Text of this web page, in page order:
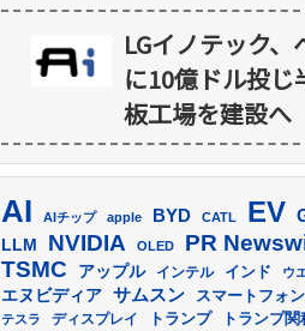
LGイノテック、
に10億ドル投じ
板工場を建設へ
AI AIチップ apple BYD CATL EV
LLM NVIDIA OLED PR
TSMC アップル インテル インド ウ
エヌビディア サムスン スマートフォン
テスラ
ディスプレイ トランプ トランプ関